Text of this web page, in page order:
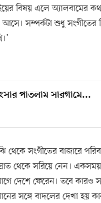
বিষয় এলে অ্যালবামের
আসে। সম্পর্কটা শুধু
পাতলাম সারগামে...
থেকে সংগীতের বাজারে
থেকে সরিয়ে নেন। একসময়
দেশে ফেরেন। তবে কারও
সঙ্গে বাদলের দেখা হয়